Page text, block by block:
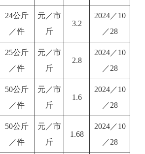
24公斤
／件
元／市
斤
3.2
2024／10
／28
25公斤
／件
元／市
斤
2.8
2024／10
／28
50公斤
／件
元／市
斤
1.6
2024／10
／28
50公斤
／件
元／市
斤
1.68
2024／10
／28